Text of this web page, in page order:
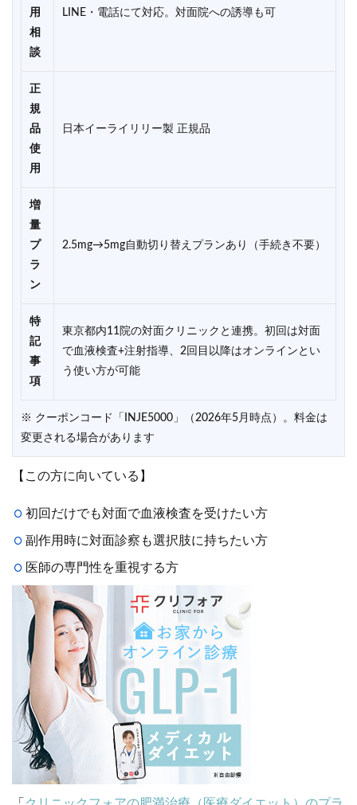
用
相
談
LINE・電話にて対応。対面院への誘導も可
正
規
品
使
用
日本イーライリリー製 正規品
増
量
プ
ラ
ン
2.5mg→5mg自動切り替えプランあり（手続き不要）
特
記
事
項
東京都内11院の対面クリニックと連携。初回は対面
で血液検査+注射指導、2回目以降はオンラインとい
う使い方が可能
※ クーポンコード「INJE5000」（2026年5月時点）。料金は
変更される場合があります
【この方に向いている】
初回だけでも対面で血液検査を受けたい方
副作用時に対面診察も選択肢に持ちたい方
医師の専門性を重視する方